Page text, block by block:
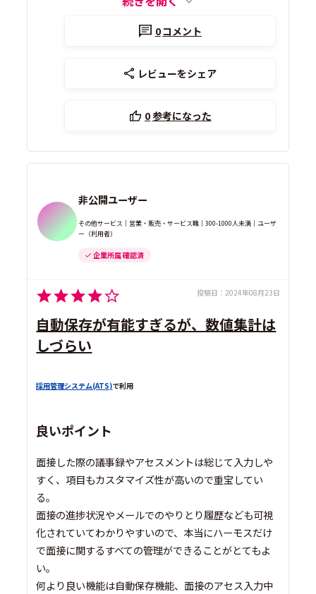
0コメント
レビューをシェア
0参考になった
非公開ユーザー
その他サービス｜営業・販売・サービス職｜300-1000人未満｜ユーザ
ー（利用者）
企業所属 確認済
投稿日： 2024年08月23日
自動保存が有能すぎるが、数値集計は
しづらい
採用管理システム(ATS)で利用
良いポイント
面接した際の議事録やアセスメントは総じて入力しや
すく、項目もカスタマイズ性が高いので重宝してい
る。
面接の進捗状況やメールでのやりとり履歴なども可視
化されていてわかりやすいので、本当にハーモスだけ
で面接に関するすべての管理ができることがとてもよ
い。
何より良い機能は自動保存機能、面接のアセス入力中